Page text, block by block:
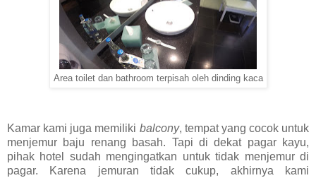
Area toilet dan bathroom terpisah oleh dinding kaca
Kamar kami juga memiliki balcony, tempat yang cocok untuk
menjemur baju renang basah. Tapi di dekat pagar kayu,
pihak hotel sudah mengingatkan untuk tidak menjemur di
pagar. Karena jemuran tidak cukup, akhirnya kami